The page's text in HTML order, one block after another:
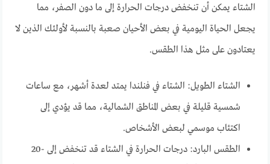
الشتاء يمكن أن تنخفض درجات الحرارة إلى ما دون الصفر، مما
يجعل الحياة اليومية في بعض الأحيان صعبة بالنسبة لأولئك الذين لا
يعتادون على مثل هذا الطقس.
الشتاء الطويل: الشتاء في فنلندا يمتد لعدة أشهر، مع ساعات
شمسية قليلة في بعض المناطق الشمالية، مما قد يؤدي إلى
اكتئاب موسمي لبعض الأشخاص.
الطقس البارد: درجات الحرارة في الشتاء قد تنخفض إلى -20